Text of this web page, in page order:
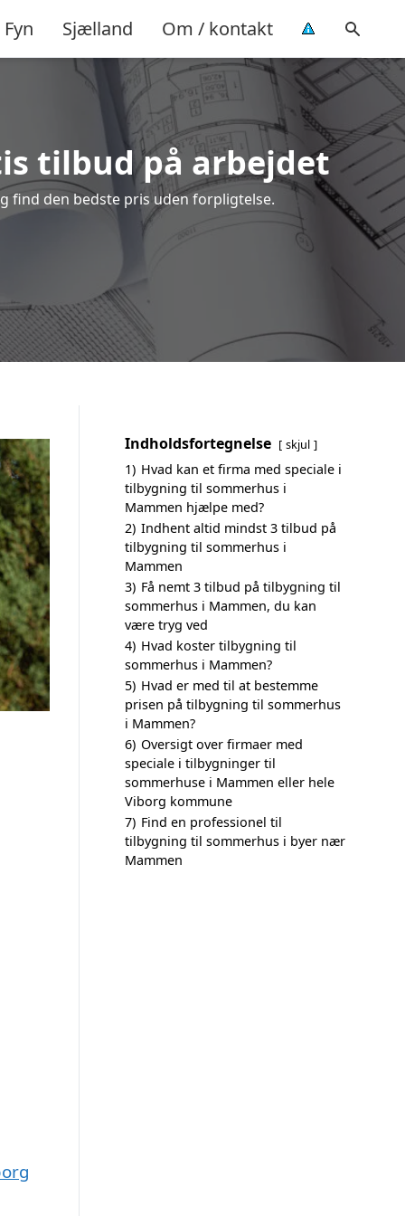
Fyn Sjælland Om / kontakt
tilbud på arbejdet
find den bedste pris uden forpligtelse.
Indholdsfortegnelse skjul
1) Hvad kan et firma med speciale i
tilbygning til sommerhus i
Mammen hjælpe med?
2) Indhent altid mindst 3 tilbud på
tilbygning til sommerhus i
Mammen
3) Få nemt 3 tilbud på tilbygning til
sommerhus i Mammen, du kan
være tryg ved
4) Hvad koster tilbygning til
sommerhus i Mammen?
5) Hvad er med til at bestemme
prisen på tilbygning til sommerhus
i Mammen?
6) Oversigt over firmaer med
speciale i tilbygninger til
sommerhuse i Mammen eller hele
Viborg kommune
7) Find en professionel til
tilbygning til sommerhus i byer nær
Mammen